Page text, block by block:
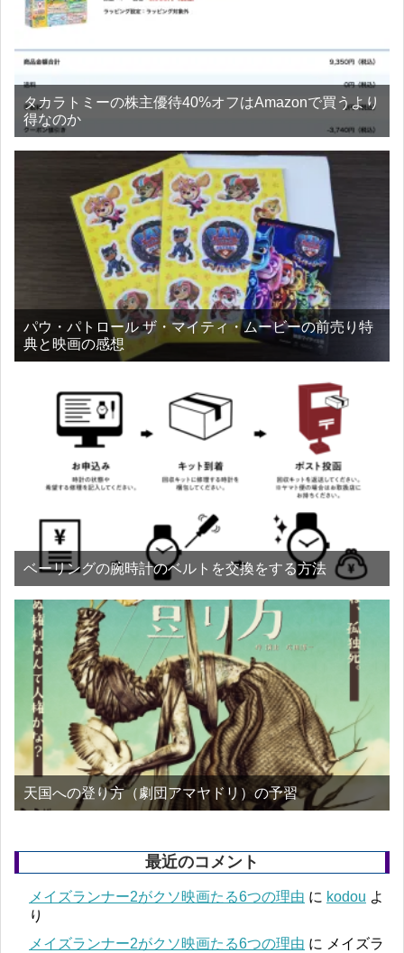
タカラトミーの株主優待40%オフはAmazonで買うより
得なのか
パウ・パトロール ザ・マイティ・ムービーの前売り特
典と映画の感想
ベーリングの腕時計のベルトを交換をする方法
天国への登り方（劇団アマヤドリ）の予習
最近のコメント
メイズランナー2がクソ映画たる6つの理由 に kodou よ
り
メイズランナー2がクソ映画たる6つの理由 に メイズラ